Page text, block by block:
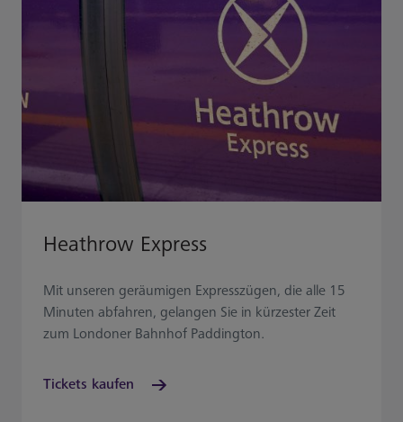
Heathrow Express
Mit unseren geräumigen Expresszügen, die alle 15
Minuten abfahren, gelangen Sie in kürzester Zeit
zum Londoner Bahnhof Paddington.
Tickets kaufen